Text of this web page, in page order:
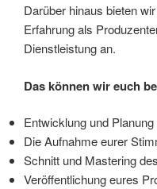
Darüber hinaus bieten
Erfahrung als
Dienstleistung an.
Das können wir euch
Entwicklung und
Die Aufnahme eurer
Schnitt und Mastering
Veröffentlichung eures